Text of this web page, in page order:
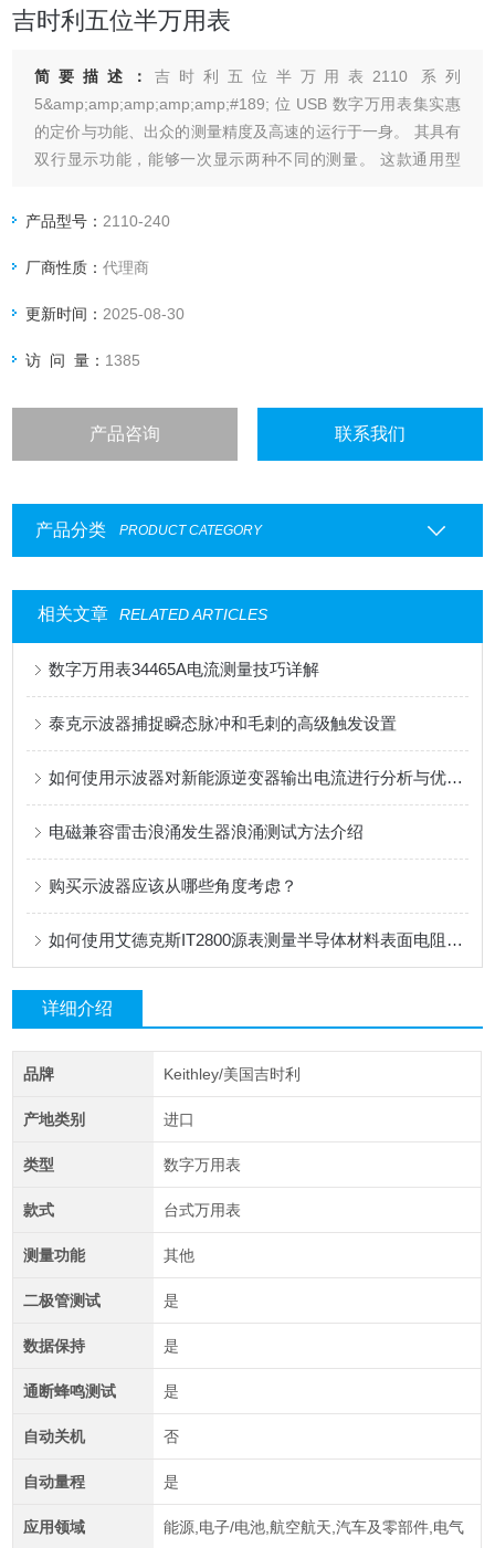
吉时利五位半万用表
简要描述：吉时利五位半万用表2110 系列
5&amp;amp;amp;amp;amp;#189; 位 USB 数字万用表集实惠
的定价与功能、出众的测量精度及高速的运行于一身。 其具有
双行显示功能，能够一次显示两种不同的测量。 这款通用型
产品型号： 2110-240
厂商性质：代理商
更新时间： 2025-08-30
访 问 量： 1385
产品咨询 联系我们
产品分类 PRODUCT CATEGORY
相关文章 RELATED ARTICLES
数字万用表34465A电流测量技巧详解
泰克示波器捕捉瞬态脉冲和毛刺的高级触发设置
如何使用示波器对新能源逆变器输出电流进行分析与优化？
电磁兼容雷击浪涌发生器浪涌测试方法介绍
购买示波器应该从哪些角度考虑？
如何使用艾德克斯IT2800源表测量半导体材料表面电阻率？
详细介绍
品牌 Keithley/美国吉时利
产地类别 进口
类型 数字万用表
款式 台式万用表
测量功能 其他
二极管测试 是
数据保持 是
通断蜂鸣测试 是
自动关机 否
自动量程 是
应用领域 能源,电子/电池,航空航天,汽车及零部件,电气